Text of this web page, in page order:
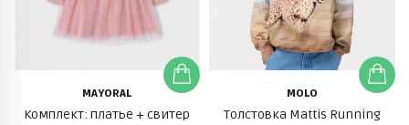
MAYORAL
Комплект: платье + свитер
MOLO
Толстовка Mattis Running